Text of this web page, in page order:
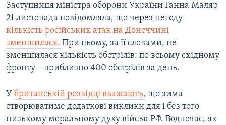
Заступниця міністра оборони України Ганна Маляр
21 листопада повідомляла, що через негоду
кількість російських атак на Донеччині
зменшилася. При цьому, за її словами, не
зменшилася кількість обстрілів: по всьому східному
фронту – приблизно 400 обстрілів за день.
У британській розвідці вважають, що зима
створюватиме додаткові виклики для і без того
низькому моральному духу військ РФ. Водночас, як